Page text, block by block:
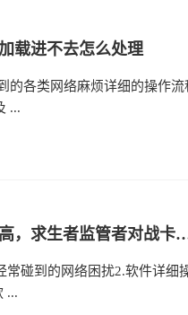
载进不去怎么处理
的各类网络麻烦详细的操作流
...
国外玩第五人格国服总掉线、排位延迟高，求
常碰到的网络困扰2.软件详细
...